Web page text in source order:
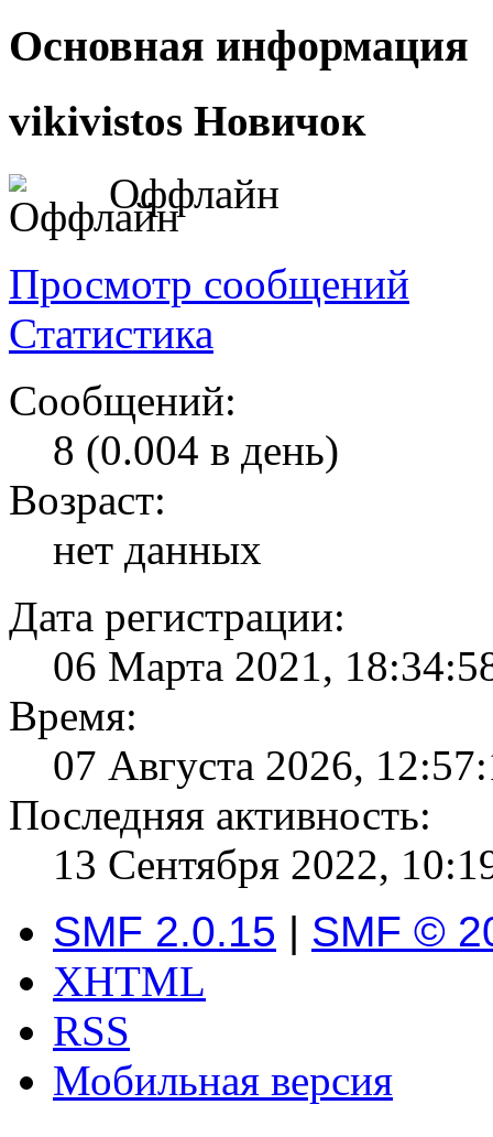
Основная информация
vikivistos Новичок
Оффлайн
Просмотр сообщений
Статистика
Сообщений:
8 (0.004 в день)
Возраст:
нет данных
Дата регистрации:
06 Марта 2021,
Время:
07 Августа 2026,
Последняя активность:
13 Сентября 2022,
SMF 2.0.15 | SMF ©
XHTML
RSS
Мобильная версия